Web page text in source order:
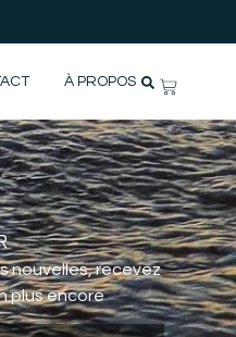
À PROPOS
nouvelles, recevez
plus encore